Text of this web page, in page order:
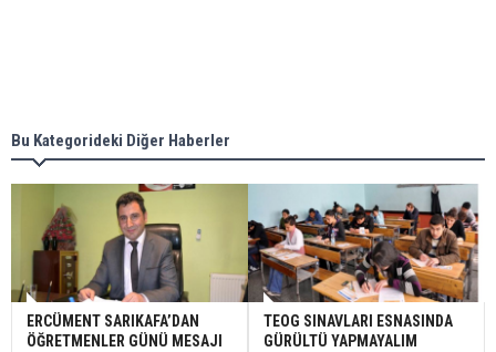
Bu Kategorideki Diğer Haberler
ERCÜMENT SARIKAFA’DAN
ÖĞRETMENLER GÜNÜ MESAJI
TEOG SINAVLARI ESNASINDA
GÜRÜLTÜ YAPMAYALIM